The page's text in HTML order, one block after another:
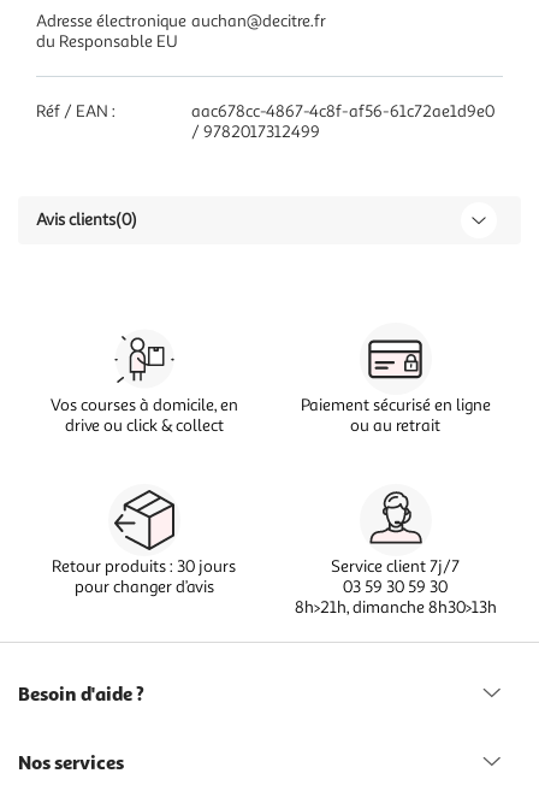
Adresse électronique
du Responsable EU
auchan@decitre.fr
Réf / EAN :
aac678cc-4867-4c8f-af56-61c72ae1d9e0
/ 9782017312499
Avis clients(0)
Vos courses à domicile, en
drive ou click & collect
Paiement sécurisé en ligne
ou au retrait
Retour produits : 30 jours
pour changer d’avis
Service client 7j/7
03 59 30 59 30
8h>21h, dimanche 8h30>13h
Besoin d'aide ?
Nos services